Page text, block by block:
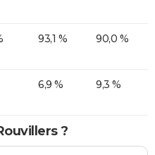
93,1 % 90,0 %
6,9 % 9,3 %
?